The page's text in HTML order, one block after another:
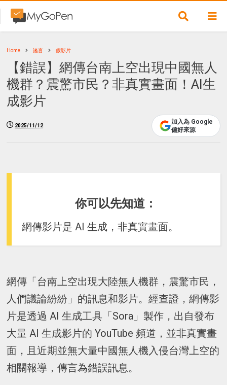
Home 謠言 假影片
【錯誤】網傳台南上空出現中國無人
機群？震驚市民？非真實畫面！AI生
成影片
2025/11/12
加入為 Google
偏好來源
你可以先知道：
網傳影片是 AI 生成，非真實畫面。
網傳「台南上空出現大陸無人機群，震驚市民，
人們議論紛紛」的訊息和影片。經查證，網傳影
片是透過 AI 生成工具「Sora」製作，出自發布
大量 AI 生成影片的 YouTube 頻道，並非真實畫
面，且近期並無大量中國無人機入侵台灣上空的
相關報導，傳言為錯誤訊息。